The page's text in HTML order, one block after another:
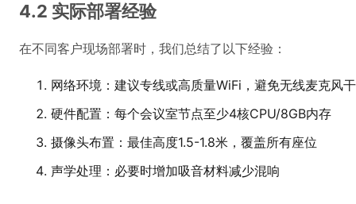
4.2 实际部署经验
在不同客户现场部署时，我们总结了以下经验：
网络环境：建议专线或高质量WiFi，避免无线麦克风
硬件配置：每个会议室节点至少4核CPU/8GB内存
摄像头布置：最佳高度1.5-1.8米，覆盖所有座位
声学处理：必要时增加吸音材料减少混响